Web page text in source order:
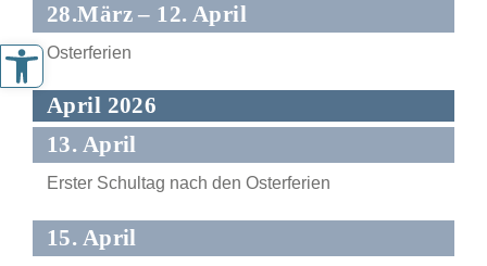
Werkzeugleiste öffnen
28.März – 12. April
Osterferien
April 2026
13. April
Erster Schultag nach den Osterferien
15. April